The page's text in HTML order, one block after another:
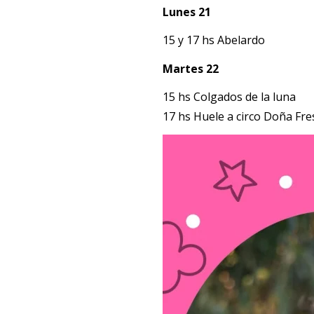
Lunes 21
15 y 17 hs Abelardo
Martes 22
15 hs Colgados de la luna
17 hs Huele a circo Doña